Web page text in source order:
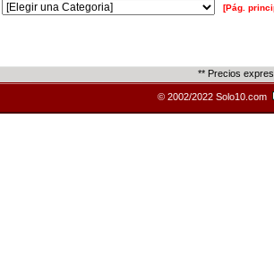
[Pág.
** Precios
© 2002/2022 Solo10.com